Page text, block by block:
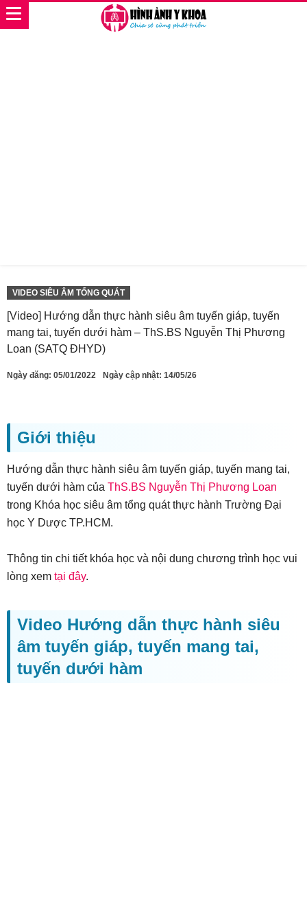
VIDEO SIÊU ÂM TỔNG QUÁT
[Video] Hướng dẫn thực hành siêu âm tuyến giáp, tuyến
mang tai, tuyến dưới hàm – ThS.BS Nguyễn Thị Phương
Loan (SATQ ĐHYD)
Ngày đăng: 05/01/2022 Ngày cập nhật: 14/05/26
Giới thiệu
Hướng dẫn thực hành siêu âm tuyến giáp, tuyến mang tai,
tuyến dưới hàm của ThS.BS Nguyễn Thị Phương Loan
trong Khóa học siêu âm tổng quát thực hành Trường Đại
học Y Dược TP.HCM.
Thông tin chi tiết khóa học và nội dung chương trình học vui
lòng xem tại đây.
Video Hướng dẫn thực hành siêu
âm tuyến giáp, tuyến mang tai,
tuyến dưới hàm